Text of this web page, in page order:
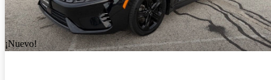
¡Nuevo!